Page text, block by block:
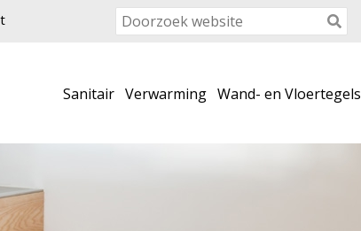
Sanitair Verwarming Wand- en Vloertegels